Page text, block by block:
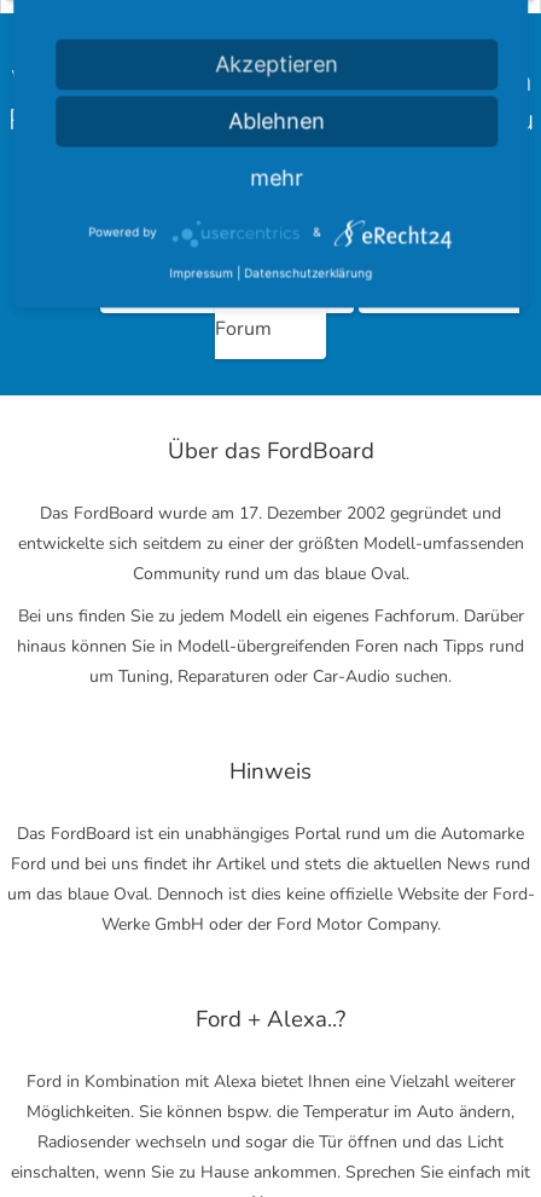
Wir freuen uns, euch unsere langjährigen
Partner des FordBoard bekannt geben zu
können!
Schaut doch einmal bei unseren Kooperationen vorbei und
hinterlasst einen schönen Gruß.
Ford Community
Forum
Über das FordBoard
Das FordBoard wurde am 17. Dezember 2002 gegründet und
entwickelte sich seitdem zu einer der größten Modell-umfassenden
Community rund um das blaue Oval.
Bei uns finden Sie zu jedem Modell ein eigenes Fachforum. Darüber
hinaus können Sie in Modell-übergreifenden Foren nach Tipps rund
um Tuning, Reparaturen oder Car-Audio suchen.
Hinweis
Das FordBoard ist ein unabhängiges Portal rund um die Automarke
Ford und bei uns findet ihr Artikel und stets die aktuellen News rund
um das blaue Oval. Dennoch ist dies keine offizielle Website der Ford-
Werke GmbH oder der Ford Motor Company.
Ford + Alexa..?
Ford in Kombination mit Alexa bietet Ihnen eine Vielzahl weiterer
Möglichkeiten. Sie können bspw. die Temperatur im Auto ändern,
Radiosender wechseln und sogar die Tür öffnen und das Licht
einschalten, wenn Sie zu Hause ankommen. Sprechen Sie einfach mit
Akzeptieren
Ablehnen
mehr
Powered by &
Impressum | Datenschutzerklärung